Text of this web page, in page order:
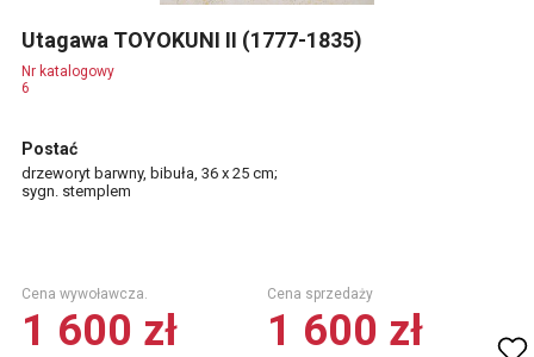
Utagawa TOYOKUNI II (1777-1835)
Nr katalogowy
6
Postać
drzeworyt barwny, bibuła, 36 x 25 cm;
sygn. stemplem
Cena wywoławcza.
1 600 zł
Cena sprzedaży
1 600 zł